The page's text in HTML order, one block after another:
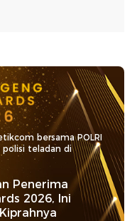
bersama POLRI
polisi teladan di
Penerima
2026, Ini